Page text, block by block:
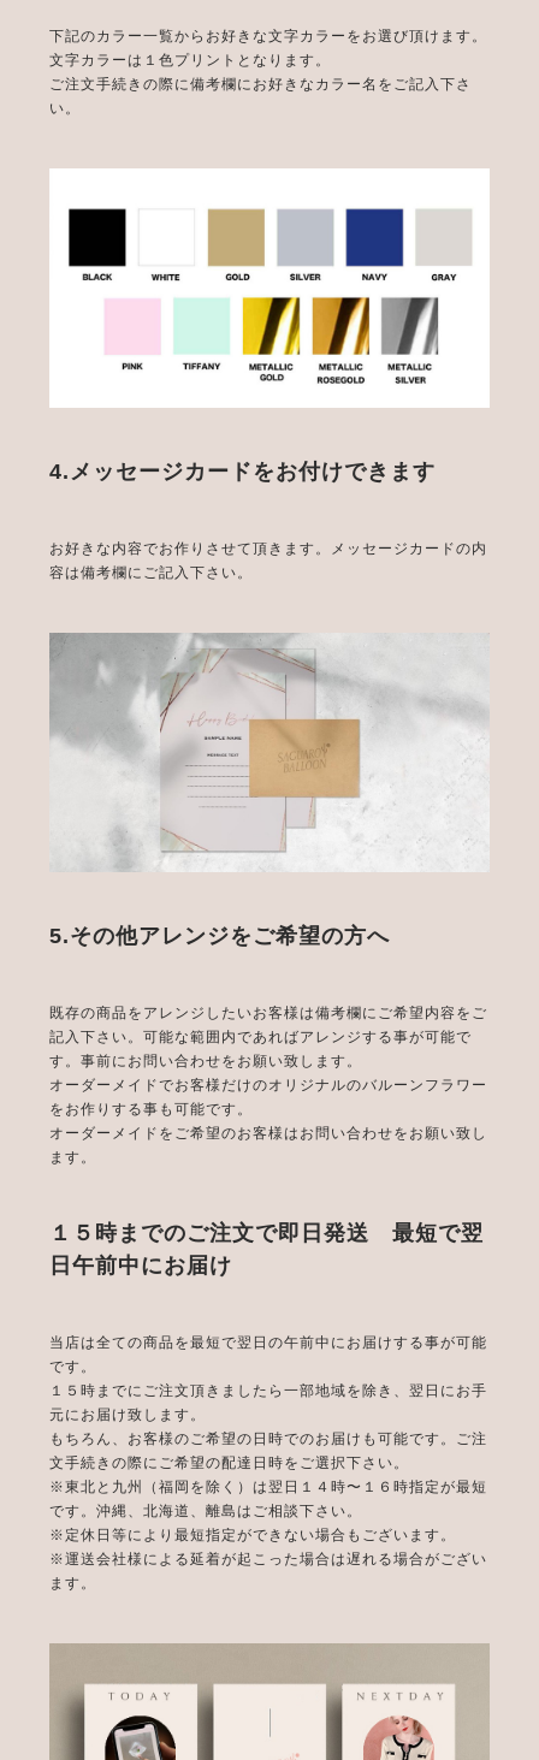
下記のカラー一覧からお好きな文字カラーをお選び頂けます。
文字カラーは１色プリントとなります。
ご注文手続きの際に備考欄にお好きなカラー名をご記入下さ
い。
4.メッセージカードをお付けできます
お好きな内容でお作りさせて頂きます。メッセージカードの内
容は備考欄にご記入下さい。
5.その他アレンジをご希望の方へ
既存の商品をアレンジしたいお客様は備考欄にご希望内容をご
記入下さい。可能な範囲内であればアレンジする事が可能で
す。事前にお問い合わせをお願い致します。
オーダーメイドでお客様だけのオリジナルのバルーンフラワー
をお作りする事も可能です。
オーダーメイドをご希望のお客様はお問い合わせをお願い致し
ます。
１５時までのご注文で即日発送 最短で翌
日午前中にお届け
当店は全ての商品を最短で翌日の午前中にお届けする事が可能
です。
１５時までにご注文頂きましたら一部地域を除き、翌日にお手
元にお届け致します。
もちろん、お客様のご希望の日時でのお届けも可能です。ご注
文手続きの際にご希望の配達日時をご選択下さい。
※東北と九州（福岡を除く）は翌日１４時〜１６時指定が最短
です。沖縄、北海道、離島はご相談下さい。
※定休日等により最短指定ができない場合もございます。
※運送会社様による延着が起こった場合は遅れる場合がござい
ます。